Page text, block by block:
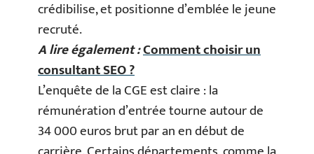
crédibilise, et positionne d’emblée le jeune
recruté.
A lire également :Comment choisir un
consultant SEO ?
L’enquête de la CGE est claire : la
rémunération d’entrée tourne autour de
34 000 euros brut par an en début de